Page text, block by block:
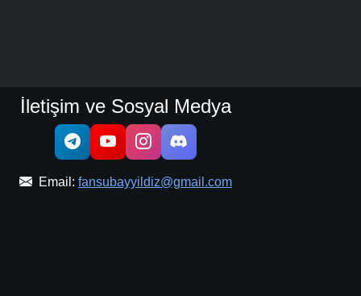
İletişim ve Sosyal Medya
Email: fansubayyildiz@gmail.com